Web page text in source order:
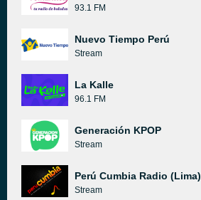
93.1 FM
Nuevo Tiempo Perú
Stream
La Kalle
96.1 FM
Generación KPOP
Stream
Perú Cumbia Radio (Lima)
Stream